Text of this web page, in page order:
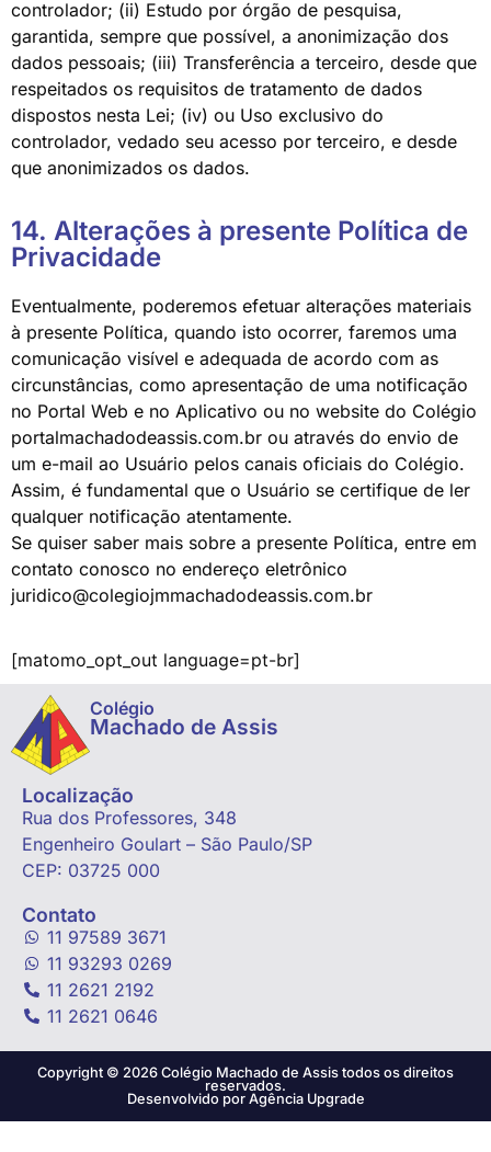
controlador; (ii) Estudo por órgão de pesquisa,
garantida, sempre que possível, a anonimização dos
dados pessoais; (iii) Transferência a terceiro, desde que
respeitados os requisitos de tratamento de dados
dispostos nesta Lei; (iv) ou Uso exclusivo do
controlador, vedado seu acesso por terceiro, e desde
que anonimizados os dados.
14. Alterações à presente Política de
Privacidade
Eventualmente, poderemos efetuar alterações materiais
à presente Política, quando isto ocorrer, faremos uma
comunicação visível e adequada de acordo com as
circunstâncias, como apresentação de uma notificação
no Portal Web e no Aplicativo ou no website do Colégio
portalmachadodeassis.com.br ou através do envio de
um e-mail ao Usuário pelos canais oficiais do Colégio.
Assim, é fundamental que o Usuário se certifique de ler
qualquer notificação atentamente.
Se quiser saber mais sobre a presente Política, entre em
contato conosco no endereço eletrônico
juridico@colegiojmmachadodeassis.com.br
[matomo_opt_out language=pt-br]
Colégio
Machado de Assis
Localização
Rua dos Professores, 348
Engenheiro Goulart – São Paulo/SP
CEP: 03725 000
Contato
11 97589 3671
11 93293 0269
11 2621 2192
11 2621 0646
Copyright © 2026 Colégio Machado de Assis todos os direitos
reservados.
Desenvolvido por Agência Upgrade